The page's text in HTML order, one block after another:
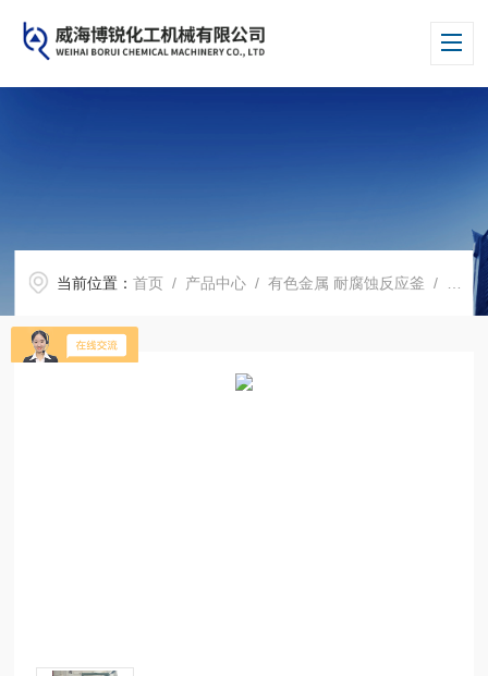
当前位置：首页 / 产品中心 /有色金属 耐腐蚀反应釜 / 镍反